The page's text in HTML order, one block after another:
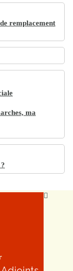
remplacement
ma